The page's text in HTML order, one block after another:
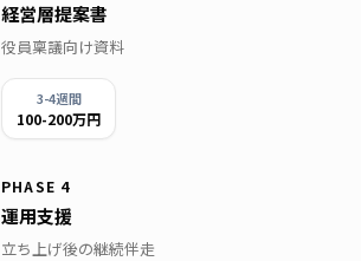
経営層提案書
役員稟議向け資料
3-4週間
100-200万円
PHASE 4
運用支援
立ち上げ後の継続伴走